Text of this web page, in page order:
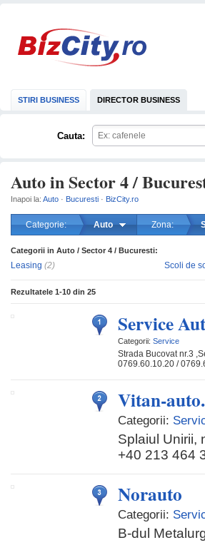
STIRI BUSINESS DIRECTOR BUSINESS
Cauta:
Auto in Sector 4 /
Inapoi la: Auto · Bucuresti · BizCity.ro
Categorie: Auto Zona:
Categorii in Auto / Sector 4 / Bucuresti:
Leasing (2) Scoli de
Rezultatele 1-10 din 25
Service
Categorii: Service
Strada Bucovat nr.3
0769.60.10.20 /
Vitan-
Categorii:
Splaiul Unirii,
+40 213 464
Norauto
Categorii:
B-dul